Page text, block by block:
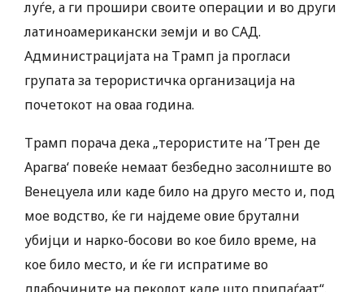
луѓе, а ги прошири своите операции и во други
латиноамерикански земји и во САД.
Администрацијата на Трамп ја прогласи
групата за терористичка организација на
почетокот на оваа година.
Трамп порача дека „терористите на ’Трен де
Арагва‘ повеќе немаат безбедно засолниште во
Венецуела или каде било на друго место и, под
мое водство, ќе ги најдеме овие брутални
убијци и нарко-босови во кое било време, на
кое било место, и ќе ги испратиме во